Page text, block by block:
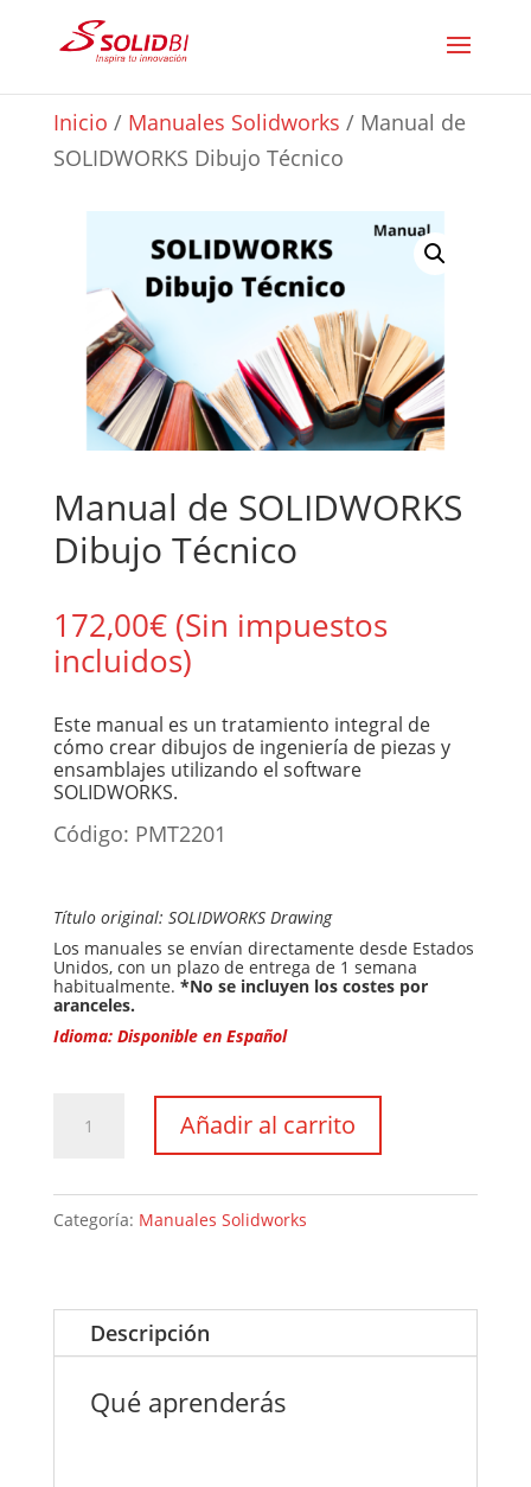
Inicio / Manuales Solidworks / Manual de
SOLIDWORKS Dibujo Técnico
Manual de SOLIDWORKS
Dibujo Técnico
172,00€ (Sin impuestos
incluidos)
Este manual es un tratamiento integral de
cómo crear dibujos de ingeniería de piezas y
ensamblajes utilizando el software
SOLIDWORKS.
Código: PMT2201
Título original: SOLIDWORKS Drawing
Los manuales se envían directamente desde Estados
Unidos, con un plazo de entrega de 1 semana
habitualmente. *No se incluyen los costes por
aranceles.
Idioma: Disponible en Español
Dibujo
Añadir al carrito
Categoría: Manuales Solidworks
Descripción
Qué aprenderás